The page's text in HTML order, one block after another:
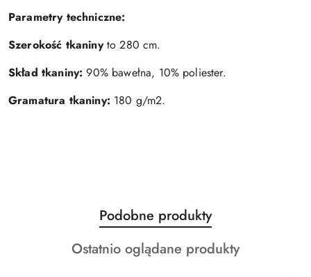
Parametry techniczne:
Szerokość tkaniny to 280 cm.
Skład tkaniny: 90% bawełna, 10% poliester.
Gramatura tkaniny: 180 g/m2.
Pomiń karuzelę produktów
Produkty
o
statusie:
Podobne produkty
Produkty
Ostatnio oglądane produkty